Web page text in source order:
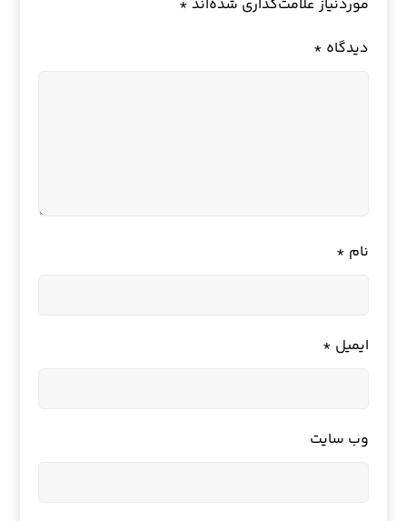
موردنیاز علامت‌گذاری شده‌اند *
دیدگاه *
نام *
ایمیل *
وب‌ سایت